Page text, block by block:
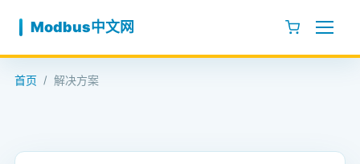
Modbus中文网
首页 / 解决方案